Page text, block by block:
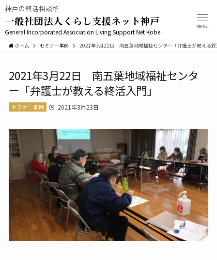
神戸の終活相談所
一般社団法人くらし支援ネット神戸
General Incorporated Association Living Support Net Kobe
MENU
ホーム セミナー事例 2021年3月22日 南五葉地域福祉センター「弁護士が教える終
2021年3月22日 南五葉地域福祉センタ
ー「弁護士が教える終活入門」
セミナー事例 2021年3月23日